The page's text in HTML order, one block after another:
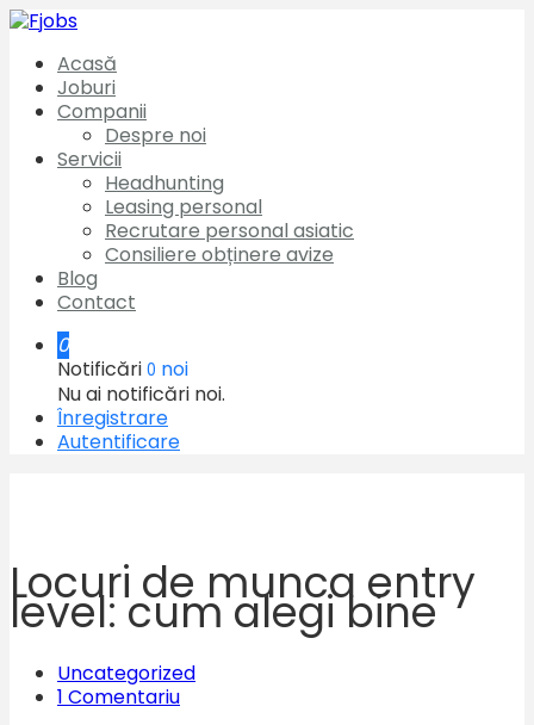
Acasă
Joburi
Companii
Despre noi
Servicii
Headhunting
Leasing personal
Recrutare personal asiatic
Consiliere obținere avize
Blog
Contact
0
Notificări 0 noi
Nu ai notificări noi.
Înregistrare
Autentificare
Locuri de munca entry
level: cum alegi bine
Uncategorized
1 Comentariu